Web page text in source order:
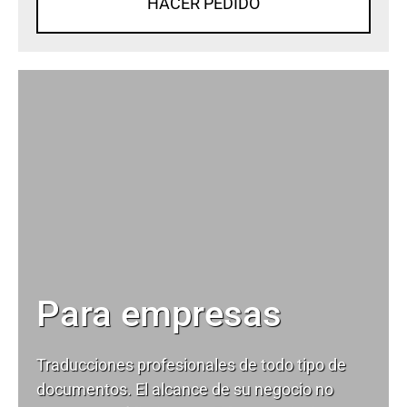
Para empresas
Traducciones profesionales de todo tipo de
documentos. El alcance de su negocio no